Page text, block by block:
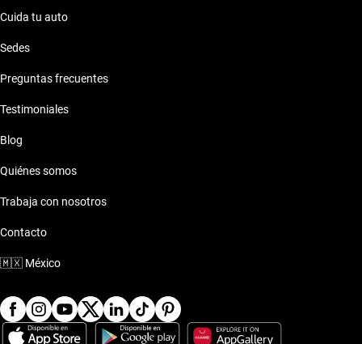
Cuida tu auto
Sedes
Preguntas frecuentes
Testimoniales
Blog
Quiénes somos
Trabaja con nosotros
Contacto
🇲🇽 México